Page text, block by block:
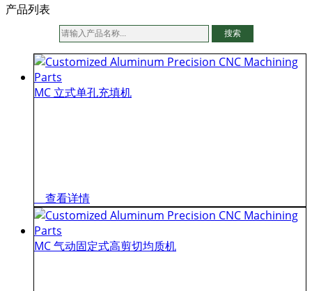
产品列表
搜索
MC 立式单孔充填机
查看详情
MC 气动固定式高剪切均质机